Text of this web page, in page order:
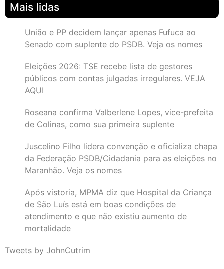
Mais lidas
União e PP decidem lançar apenas Fufuca ao
Senado com suplente do PSDB. Veja os nomes
Eleições 2026: TSE recebe lista de gestores
públicos com contas julgadas irregulares. VEJA
AQUI
Roseana confirma Valberlene Lopes, vice-prefeita
de Colinas, como sua primeira suplente
Juscelino Filho lidera convenção e oficializa chapa
da Federação PSDB/Cidadania para as eleições no
Maranhão. Veja os nomes
Após vistoria, MPMA diz que Hospital da Criança
de São Luís está em boas condições de
atendimento e que não existiu aumento de
mortalidade
Tweets by JohnCutrim